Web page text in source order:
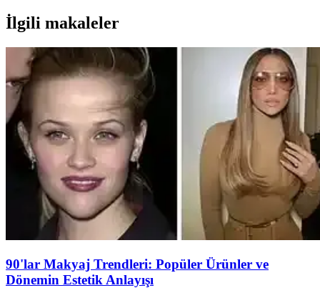
İlgili makaleler
90'lar Makyaj Trendleri: Popüler Ürünler ve
Dönemin Estetik Anlayışı